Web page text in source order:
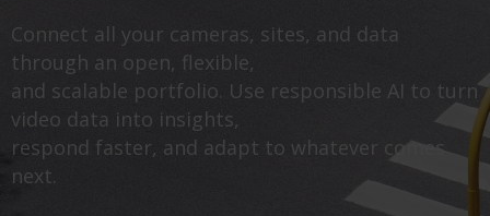
Connect all your cameras, sites, and data
through an open, flexible,
and scalable portfolio. Use responsible AI to turn
video data into insights,
respond faster, and adapt to whatever comes
next.